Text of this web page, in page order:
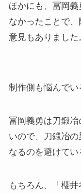
ほかにも、冨岡
なかったことで
意見もありました
制作側も悩んでい
冨岡義勇は刀鍛
いので、刀鍛冶
なるのを避けてい
もちろん、「櫻